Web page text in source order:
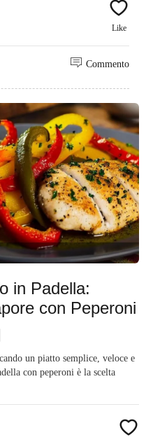
Like
Commento
in Padella:
con Peperoni
un piatto semplice, veloce e
con peperoni è la scelta